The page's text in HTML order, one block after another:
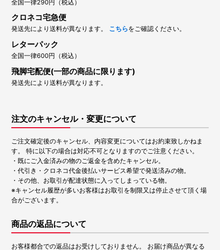
全国一律290円（税込）
クロネコ宅急便
発送先により送料が異なります。 こちらをご確認ください。
レターパック
全国一律600円（税込）
飛脚宅配便(一部の商品に限ります)
発送先により送料が異なります。
注文のキャンセル・変更について
ご注文確定後のキャンセル、内容変更についてはお約束致しかねま
す。 特に以下の場合は対応不可となりますのでご注意ください。
・既にご入金済みの物のご返金を含めたキャンセル。
・代引き・クロネコ代金後払いサービス希望で発送済みの物。
・その他、お取引が配達状態に入ってしまっている物。
※キャンセル履歴が多いお客様はお取引を制限又は停止させて頂く場
合がございます。
商品の返品について
お客様都合での返品はお受けしておりません。 お届け商品が異なる